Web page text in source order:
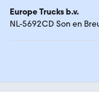
Europe Trucks b.v.
NL-5692CD Son en